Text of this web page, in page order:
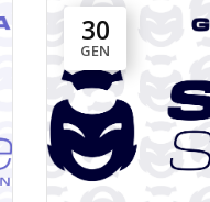
30
GEN